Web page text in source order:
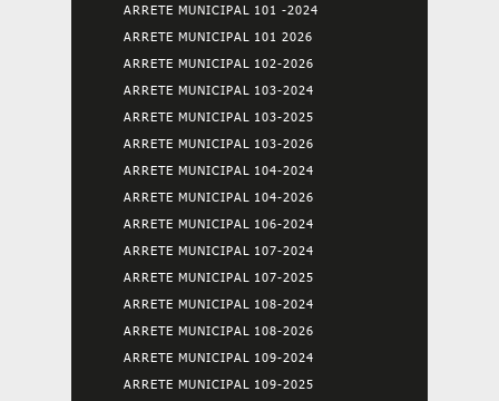
ARRETE MUNICIPAL 101 -2024
ARRETE MUNICIPAL 101 2026
ARRETE MUNICIPAL 102-2026
ARRETE MUNICIPAL 103-2024
ARRETE MUNICIPAL 103-2025
ARRETE MUNICIPAL 103-2026
ARRETE MUNICIPAL 104-2024
ARRETE MUNICIPAL 104-2026
ARRETE MUNICIPAL 106-2024
ARRETE MUNICIPAL 107-2024
ARRETE MUNICIPAL 107-2025
ARRETE MUNICIPAL 108-2024
ARRETE MUNICIPAL 108-2026
ARRETE MUNICIPAL 109-2024
ARRETE MUNICIPAL 109-2025